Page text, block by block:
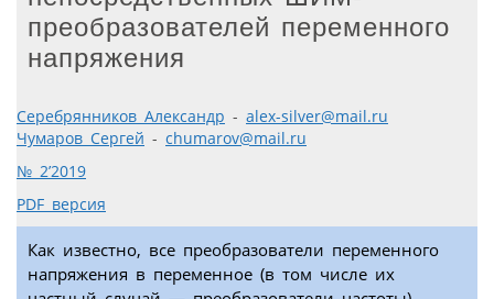
преобразователей переменного
напряжения
Серебрянников Александр - alex-silver@mail.ru
Чумаров Сергей - chumarov@mail.ru
№ 2’2019
PDF версия
Как известно, все преобразователи переменного
напряжения в переменное (в том числе их